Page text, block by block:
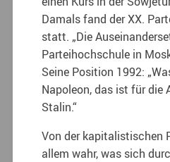
Damals fand der XX.
statt. „Die
Parteihochschule in
Seine Position 1992:
Napoleon, das ist für die
Stalin.“
Von der kapitalistischen
allem wahr, was sich